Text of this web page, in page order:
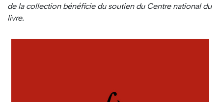
de la collection bénéficie du soutien du Centre national du
livre.